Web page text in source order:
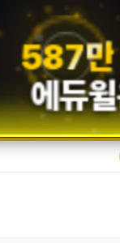
587만
에듀윌